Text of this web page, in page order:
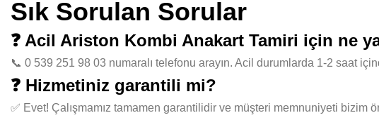
Sık Sorulan Sorular
❓ Acil Ariston Kombi Anakart Tamiri için ne
📞 0 539 251 98 03 numaralı telefonu arayın. Acil durumlarda 1-2 saat
❓ Hizmetiniz garantili mi?
✅ Evet! Çalışmamız tamamen garantilidir ve müşteri memnuniyeti bizim